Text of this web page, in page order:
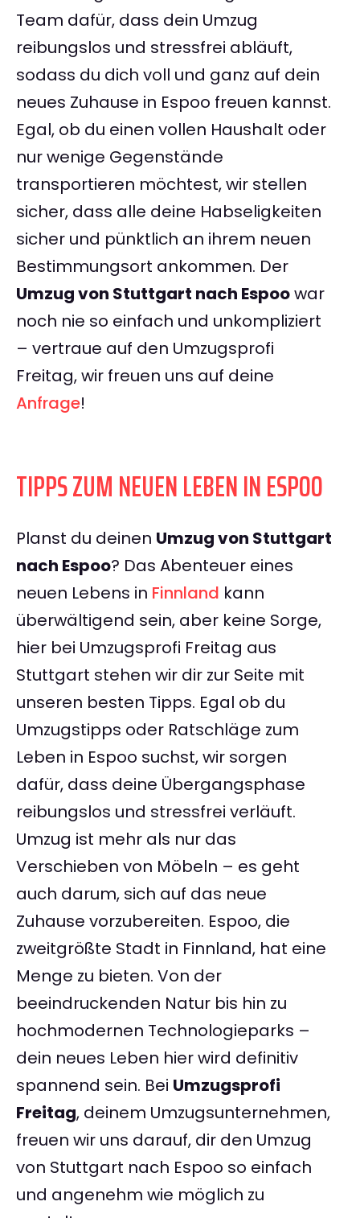
Team dafür, dass dein Umzug
reibungslos und stressfrei abläuft,
sodass du dich voll und ganz auf dein
neues Zuhause in Espoo freuen kannst.
Egal, ob du einen vollen Haushalt oder
nur wenige Gegenstände
transportieren möchtest, wir stellen
sicher, dass alle deine Habseligkeiten
sicher und pünktlich an ihrem neuen
Bestimmungsort ankommen. Der
Umzug von Stuttgart nach Espoowar
noch nie so einfach und unkompliziert
– vertraue auf den Umzugsprofi
Freitag, wir freuen uns auf deine
Anfrage!
TIPPS ZUM NEUEN LEBEN IN ESPOO
Planst du deinen Umzug von Stuttgart
nach Espoo? Das Abenteuer eines
neuen Lebens in Finnland kann
überwältigend sein, aber keine Sorge,
hier bei Umzugsprofi Freitag aus
Stuttgart stehen wir dir zur Seite mit
unseren besten Tipps. Egal ob du
Umzugstipps oder Ratschläge zum
Leben in Espoo suchst, wir sorgen
dafür, dass deine Übergangsphase
reibungslos und stressfrei verläuft.
Umzug ist mehr als nur das
Verschieben von Möbeln – es geht
auch darum, sich auf das neue
Zuhause vorzubereiten. Espoo, die
zweitgrößte Stadt in Finnland, hat eine
Menge zu bieten. Von der
beeindruckenden Natur bis hin zu
hochmodernen Technologieparks –
dein neues Leben hier wird definitiv
spannend sein. Bei Umzugsprofi
Freitag, deinem Umzugsunternehmen,
freuen wir uns darauf, dir den Umzug
von Stuttgart nach Espoo so einfach
und angenehm wie möglich zu